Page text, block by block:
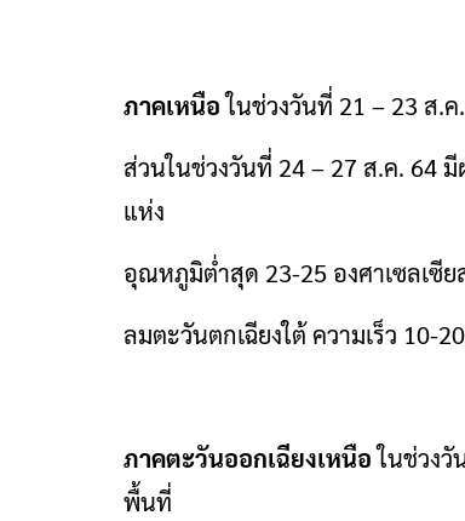
ภาคเหนือในช่วงวันที่ 21 – 23 ส.
ส่วนในช่วงวันที่ 24 – 27 ส.ค. 64
แห่ง
อุณหภูมิต่ำสุด 23-25 องศาเซลเซี
ลมตะวันตกเฉียงใต้ ความเร็ว 10-
ภาคตะวันออกเฉียงเหนือในช่วงวั
พื้นที่